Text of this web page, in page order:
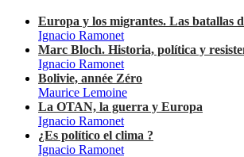
Europa y los migrantes. Las batallas
Ignacio Ramonet
Marc Bloch. Historia, política y
Ignacio Ramonet
Bolivie, année Zéro
Maurice Lemoine
La OTAN, la guerra y Europa
Ignacio Ramonet
¿Es político el clima ?
Ignacio Ramonet